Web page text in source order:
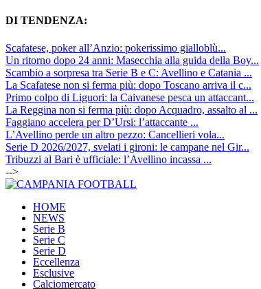
DI TENDENZA:
Scafatese, poker all’Anzio: pokerissimo gialloblù...
Un ritorno dopo 24 anni: Masecchia alla guida della Boy...
Scambio a sorpresa tra Serie B e C: Avellino e Catania ...
La Scafatese non si ferma più: dopo Toscano arriva il c...
Primo colpo di Liguori: la Caivanese pesca un attaccant...
La Reggina non si ferma più: dopo Acquadro, assalto al ...
Faggiano accelera per D’Ursi: l’attaccante ...
L’Avellino perde un altro pezzo: Cancellieri vola...
Serie D 2026/2027, svelati i gironi: le campane nel Gir...
Tribuzzi al Bari è ufficiale: l’Avellino incassa ...
-->
HOME
NEWS
Serie B
Serie C
Serie D
Eccellenza
Esclusive
Calciomercato